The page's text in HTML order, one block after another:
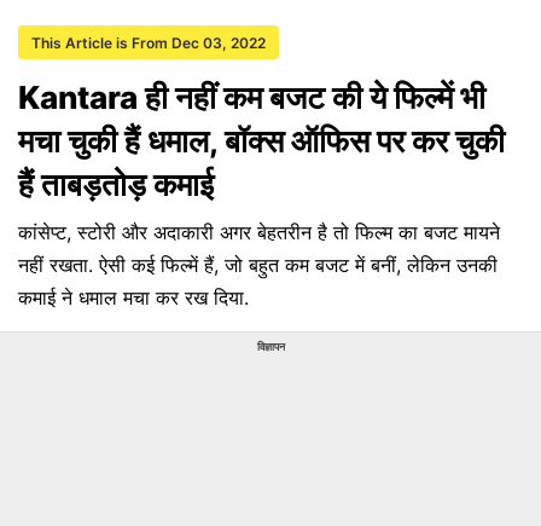
This Article is From Dec 03, 2022
Kantara ही नहीं कम बजट की ये फिल्में भी
मचा चुकी हैं धमाल, बॉक्स ऑफिस पर कर चुकी
हैं ताबड़तोड़ कमाई
कांसेप्ट, स्टोरी और अदाकारी अगर बेहतरीन है तो फिल्म का बजट मायने
नहीं रखता. ऐसी कई फिल्में हैं, जो बहुत कम बजट में बनीं, लेकिन उनकी
कमाई ने धमाल मचा कर रख दिया.
विज्ञापन